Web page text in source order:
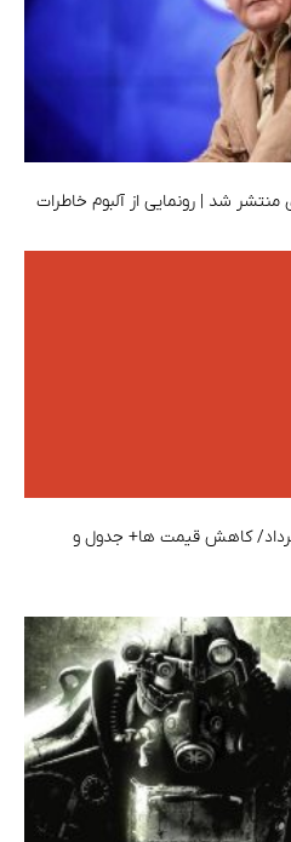
منتشر شد | رونمایی از آلبوم خاطرات
طلا و سکه امروز جمعه ۱۶ مرداد/ کاهش قیمت ها+ جدول و